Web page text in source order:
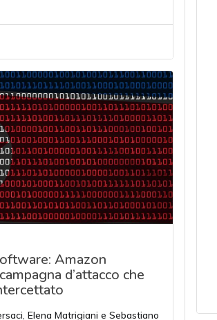
Amazon
d’attacco che
, Elena Matrigiani e Sebastiano